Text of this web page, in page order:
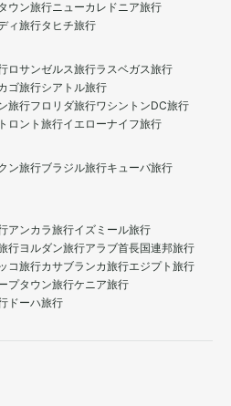
ウン旅行ニューカレドニア旅行
ィ旅行タヒチ旅行
ロサンゼルス旅行ラスベガス旅行
ゴ旅行シアトル旅行
旅行フロリダ旅行ワシントンDC旅行
トロント旅行イエローナイフ旅行
ン旅行ブラジル旅行キューバ旅行
アンカラ旅行イズミール旅行
行ヨルダン旅行アラブ首長国連邦旅行
コ旅行カサブランカ旅行エジプト旅行
プタウン旅行ケニア旅行
ドーハ旅行